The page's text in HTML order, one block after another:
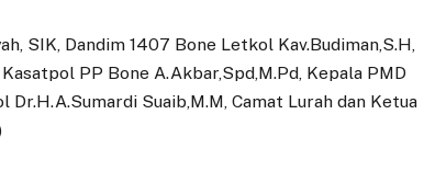
SIK, Dandim 1407 Bone Letkol Kav.Budiman,S.H,
PP Bone A.Akbar,Spd,M.Pd, Kepala PMD
Dr.H.A.Sumardi Suaib,M.M, Camat Lurah dan Ketua